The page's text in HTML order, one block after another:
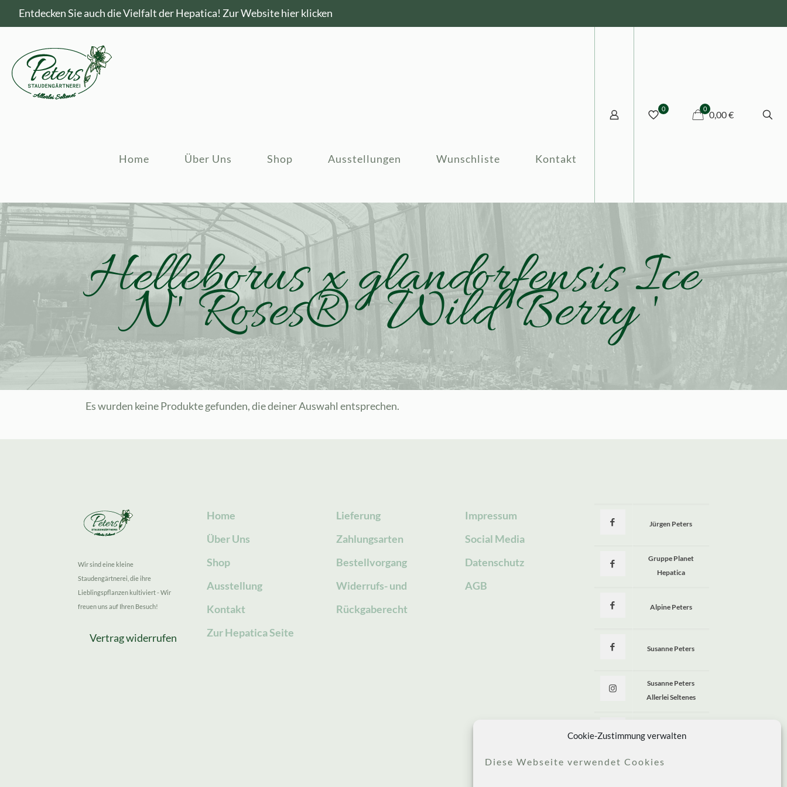
Cookie-Zustimmung verwalten
Diese Webseite verwendet Cookies
Entdecken Sie auch die Vielfalt der Hepatica! Zur Website hier klicken
Home Über Uns Shop Ausstellungen Wunschliste Kontakt
0 0
0,00 €
Helleborus x glandorfensis Ice
N' Roses® ' Wild Berry '
Es wurden keine Produkte gefunden, die deiner Auswahl entsprechen.
Wir sind eine kleine
Staudengärtnerei, die ihre
Lieblingspflanzen kultiviert - Wir
freuen uns auf Ihren Besuch!
Vertrag widerrufen
Home
Über Uns
Shop
Ausstellung
Kontakt
Zur Hepatica Seite
Lieferung
Zahlungsarten
Bestellvorgang
Widerrufs- und
Rückgaberecht
Impressum
Social Media
Datenschutz
AGB
Jürgen Peters
Gruppe Planet
Hepatica
Alpine Peters
Susanne Peters
Susanne Peters
Allerlei Seltenes
Allerlei Seltenes